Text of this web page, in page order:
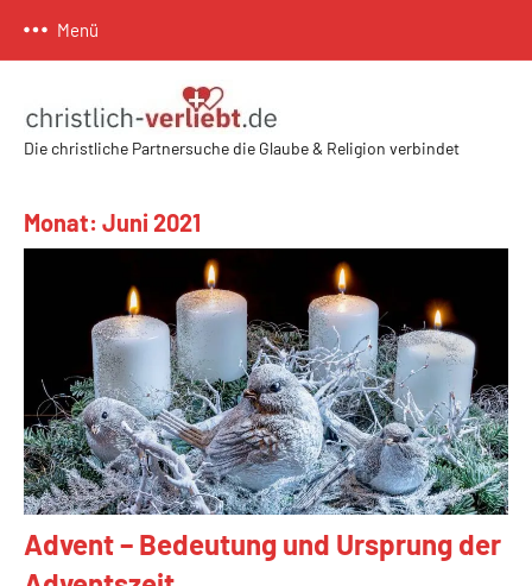
Menü
Verliebt.de
Die christliche Partnersuche die Glaube & Religion verbindet
Monat: Juni 2021
Advent – Bedeutung und Ursprung der